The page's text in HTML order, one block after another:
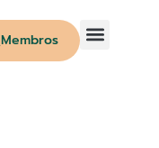
Membros